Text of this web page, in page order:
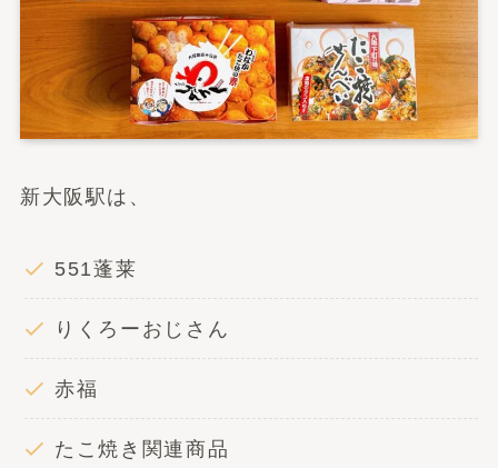
新大阪駅は、
551蓬莱
りくろーおじさん
赤福
たこ焼き関連商品